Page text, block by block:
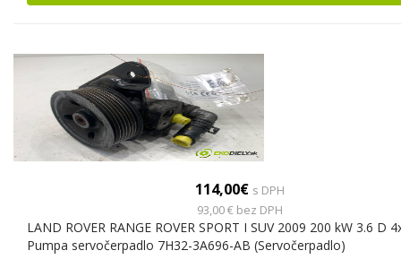
114,00€ s DPH
93,00 € bez DPH
LAND ROVER RANGE ROVER SPORT I SUV 2009 200 kW 3.6 D
Pumpa servočerpadlo 7H32-3A696-AB (Servočerpadlo)